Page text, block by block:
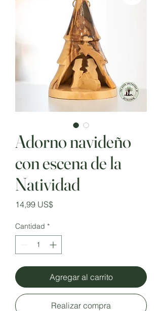
Adorno navideño
con escena de la
Natividad
14,99 US$Precio
Cantidad *
Agregar al carrito
Realizar compra